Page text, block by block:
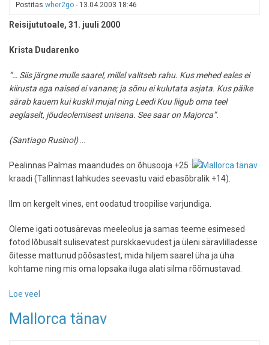
Postitas wher2go - 13.04.2003 18:46
Reisijututoale, 31. juuli 2000
Krista Dudarenko
“… Siis järgne mulle saarel, millel valitseb rahu. Kus mehed eales ei
kiirusta ega naised ei vanane; ja sõnu ei kulutata asjata. Kus päike
särab kauem kui kuskil mujal ning Leedi Kuu liigub oma teel
aeglaselt, jõudeolemisest unisena. See saar on Majorca”.
(Santiago Rusinol)
Pealinnas Palmas maandudes on õhusooja +25
kraadi (Tallinnast lahkudes seevastu vaid ebasõbralik +14).
Ilm on kergelt vines, ent oodatud troopilise varjundiga.
Oleme igati ootusärevas meeleolus ja samas teeme esimesed
fotod lõbusalt sulisevatest purskkaevudest ja üleni säravlilladesse
õitesse mattunud põõsastest, mida hiljem saarel üha ja üha
kohtame ning mis oma lopsaka iluga alati silma rõõmustavad.
Loe veel
vangid
Mallorca tänav